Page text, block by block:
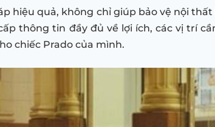
hiệu quả, không chỉ giúp bảo vệ nội
thông tin đầy đủ về lợi ích, các vị trí
chiếc Prado của mình.